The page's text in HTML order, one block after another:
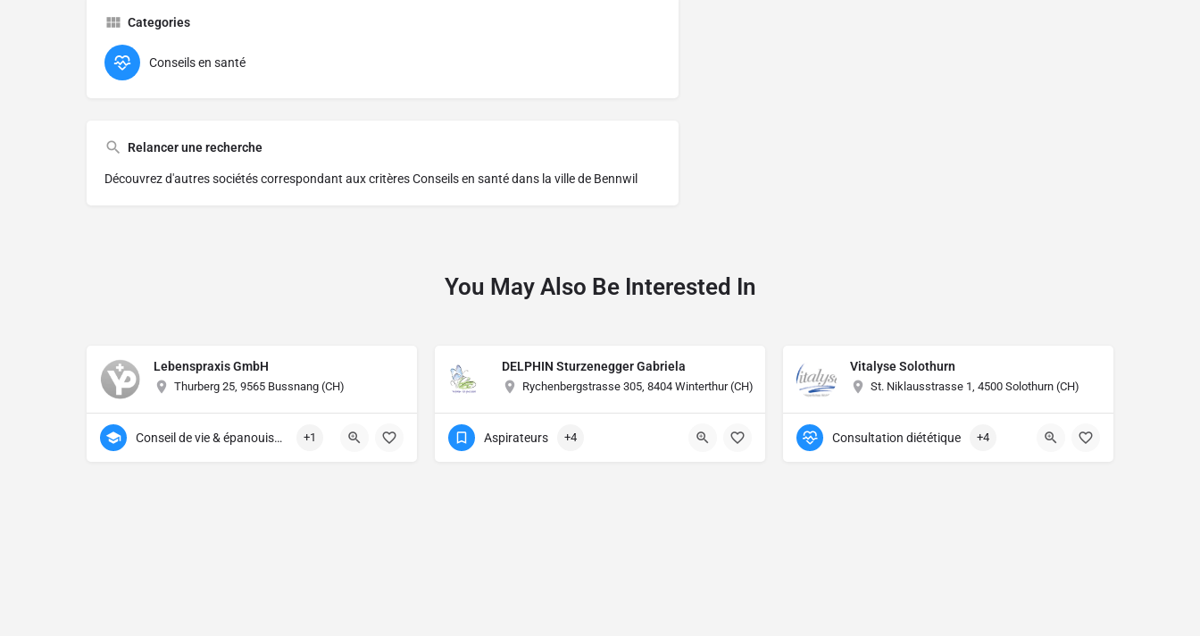
Categories
Conseils en santé
Relancer une recherche
Découvrez d'autres sociétés correspondant aux critèresConseils en santé dans la ville de Bennwil
You May Also Be Interested In
Lebenspraxis GmbH
Thurberg 25, 9565 Bussnang (CH)
Conseil de vie & épanouissement +1
DELPHIN Sturzenegger Gabriela
Rychenbergstrasse 305, 8404 Winterthur (CH)
Aspirateurs +4
Vitalyse Solothurn
St. Niklausstrasse 1, 4500 Solothurn (CH)
Consultation diététique +4